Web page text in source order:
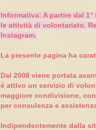
Informativa: A partire dal
le attività di volontariato.
Instagram.
La presente pagina ha
Dal 2008 viene portata
è attivo un servizio di
maggiore condivisione,
per consulenza e
Indipendentemente dalla